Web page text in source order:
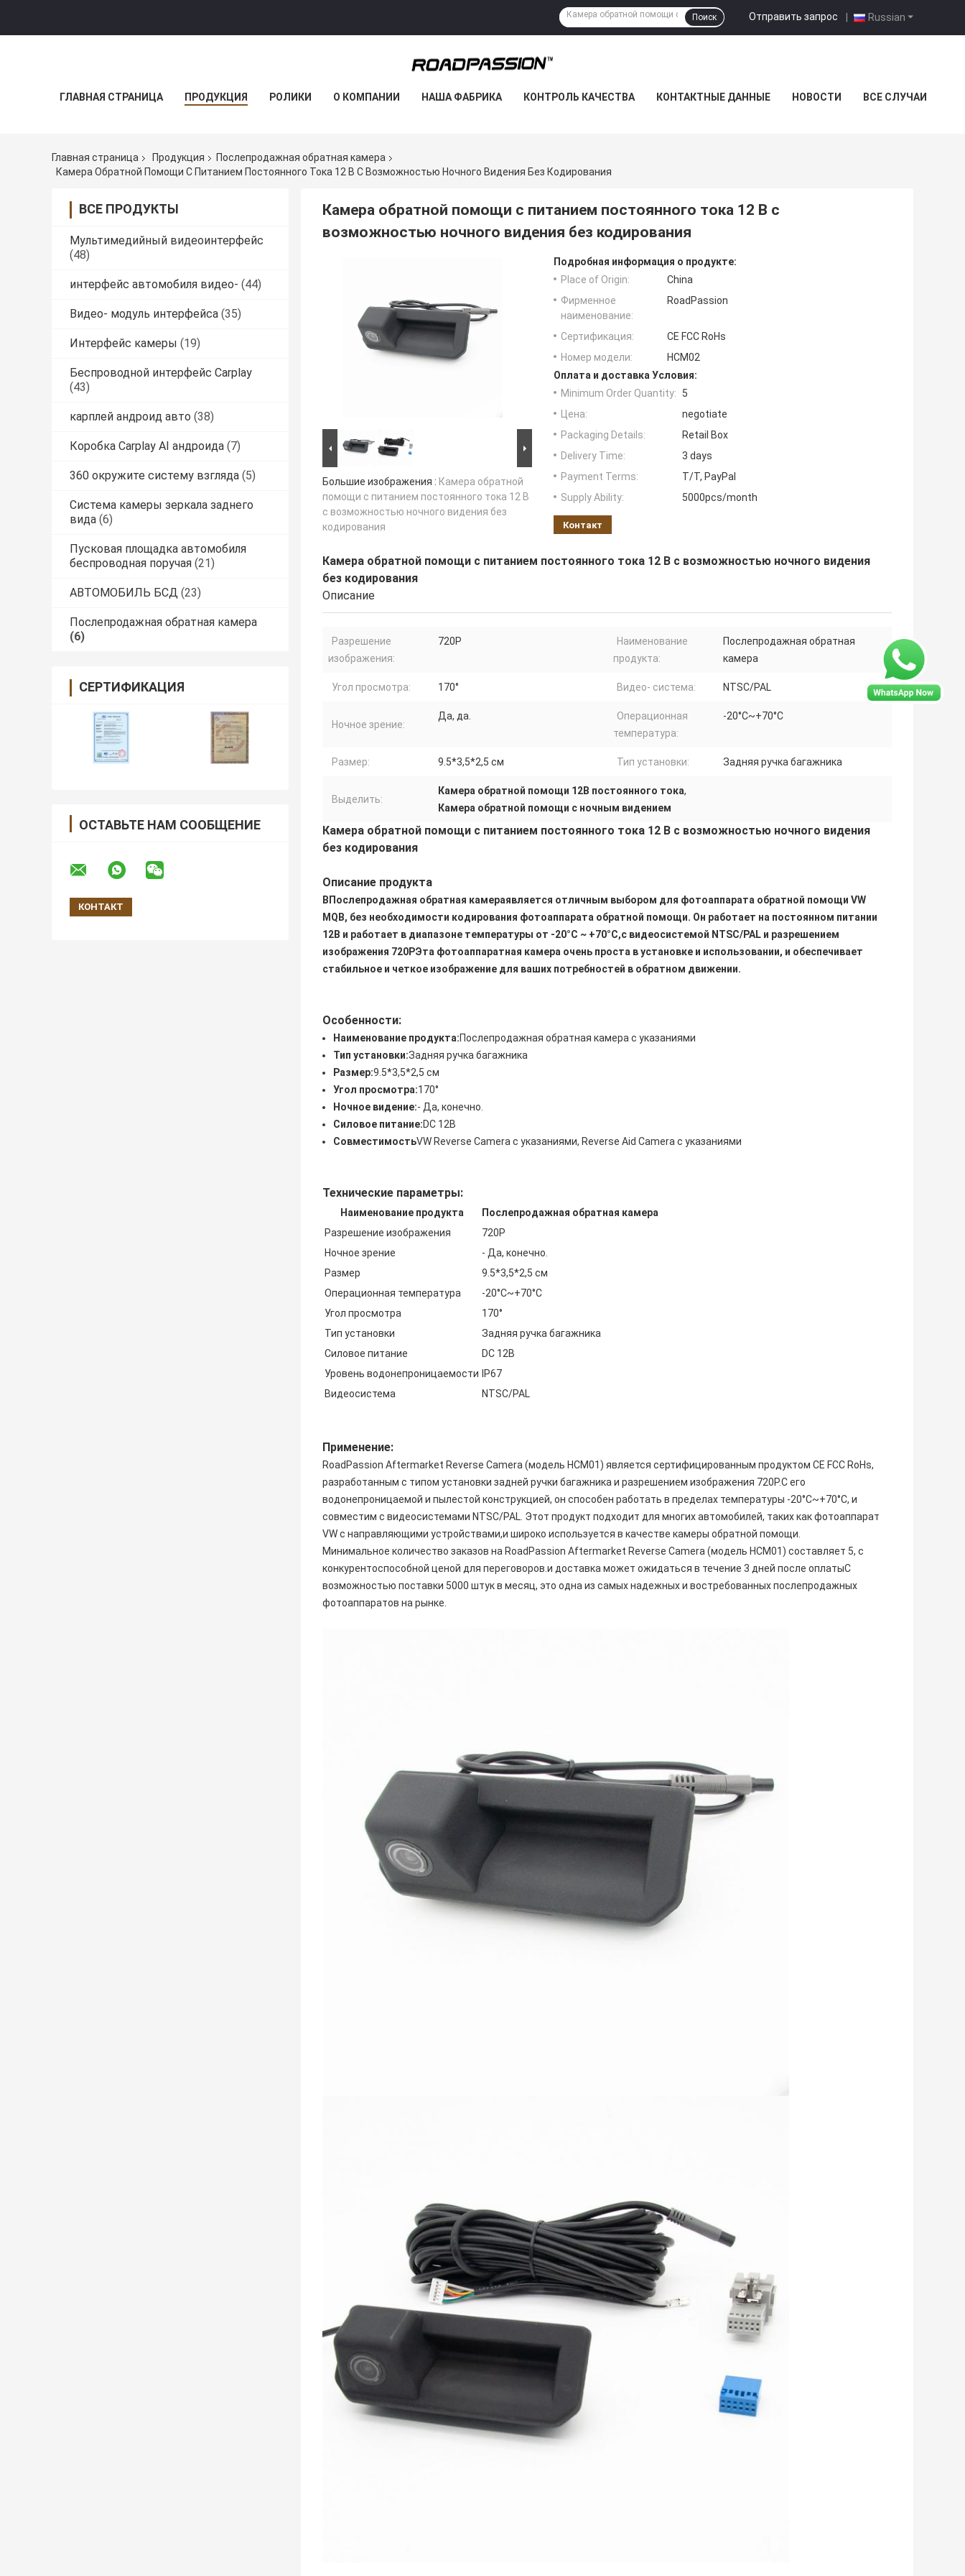
Russian
Отправить запрос |
Поиск
ГЛАВНАЯ СТРАНИЦА ПРОДУКЦИЯ РОЛИКИ О КОМПАНИИ НАША ФАБРИКА КОНТРОЛЬ КАЧЕСТВА КОНТАКТНЫЕ ДАННЫЕ НОВОСТИ ВСЕ СЛУЧАИ
Главная страница Продукция
Послепродажная обратная камера
Камера Обратной Помощи С Питанием Постоянного Тока 12 В С Возможностью Ночного Видения Без Кодирования
ВСЕ ПРОДУКТЫ
Мультимедийный видеоинтерфейс
(48)
интерфейс автомобиля видео- (44)
Видео- модуль интерфейса (35)
Интерфейс камеры (19)
Беспроводной интерфейс Carplay
(43)
карплей андроид авто (38)
Коробка Carplay AI андроида (7)
360 окружите систему взгляда (5)
Система камеры зеркала заднего
вида (6)
Пусковая площадка автомобиля
беспроводная поручая (21)
АВТОМОБИЛЬ БСД (23)
Послепродажная обратная камера
(6)
СЕРТИФИКАЦИЯ
ОСТАВЬТЕ НАМ СООБЩЕНИЕ
Камера обратной помощи с питанием постоянного тока 12 В с
возможностью ночного видения без кодирования
Большие изображения : Камера обратной
помощи с питанием постоянного тока 12 В
с возможностью ночного видения без
кодирования
Подробная информация о продукте:
Place of Origin:
China
Фирменное
наименование:
RoadPassion
Сертификация:
CE FCC RoHs
Номер модели:
HCM02
Оплата и доставка Условия:
Minimum Order Quantity:
5
Цена:
negotiate
Packaging Details:
Retail Box
Delivery Time:
3 days
Payment Terms:
T/T, PayPal
Supply Ability:
5000pcs/month
Контакт
Камера обратной помощи с питанием постоянного тока 12 В с возможностью ночного видения
без кодирования
Описание
Разрешение
изображения:
720P
Наименование
продукта:
Послепродажная обратная
камера
Угол просмотра: 170° Видео- система: NTSC/PAL
Ночное зрение:
Да, да.
Операционная
температура:
-20°C~+70°C
Размер: 9.5*3,5*2,5 см Тип установки: Задняя ручка багажника
Выделить:
Камера обратной помощи 12В постоянного тока,
Камера обратной помощи с ночным видением
Камера обратной помощи с питанием постоянного тока 12 В с возможностью ночного видения
без кодирования
Описание продукта
ВПослепродажная обратная камераявляется отличным выбором для фотоаппарата обратной помощи VW
MQB, без необходимости кодирования фотоаппарата обратной помощи. Он работает на постоянном питании
12В и работает в диапазоне температуры от -20°C ~ +70°C,с видеосистемой NTSC/PAL и разрешением
изображения 720PЭта фотоаппаратная камера очень проста в установке и использовании, и обеспечивает
стабильное и четкое изображение для ваших потребностей в обратном движении.
Особенности:
Наименование продукта:Послепродажная обратная камера с указаниями
Тип установки:Задняя ручка багажника
Размер:9.5*3,5*2,5 см
Угол просмотра:170°
Ночное видение:- Да, конечно.
Силовое питание:DC 12В
СовместимостьVW Reverse Camera с указаниями, Reverse Aid Camera с указаниями
Технические параметры:
Наименование продукта
Послепродажная обратная камера
Разрешение изображения
720P
Ночное зрение
- Да, конечно.
Размер
9.5*3,5*2,5 см
Операционная температура
-20°C~+70°C
Угол просмотра
170°
Тип установки
Задняя ручка багажника
Силовое питание
DC 12В
Уровень водонепроницаемости IP67
Видеосистема
NTSC/PAL
Применение:
RoadPassion Aftermarket Reverse Camera (модель HCM01) является сертифицированным продуктом CE FCC RoHs,
разработанным с типом установки задней ручки багажника и разрешением изображения 720P.С его
водонепроницаемой и пылестой конструкцией, он способен работать в пределах температуры -20°C~+70°C, и
совместим с видеосистемами NTSC/PAL. Этот продукт подходит для многих автомобилей, таких как фотоаппарат
VW с направляющими устройствами,и широко используется в качестве камеры обратной помощи.
Минимальное количество заказов на RoadPassion Aftermarket Reverse Camera (модель HCM01) составляет 5, с
конкурентоспособной ценой для переговоров.и доставка может ожидаться в течение 3 дней после оплатыС
возможностью поставки 5000 штук в месяц, это одна из самых надежных и востребованных послепродажных
фотоаппаратов на рынке.